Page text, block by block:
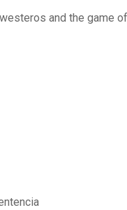
and the game